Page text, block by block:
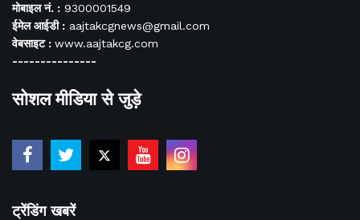
मोबाइल नं. : 9300001549
ईमेल आईडी : aajtakcgnews@gmail.com
वेबसाइट : www.aajtakcg.com
---------------
सोशल मीडिया से जुड़े
ट्रेंडिंग खबरें